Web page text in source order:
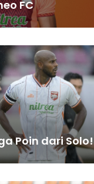
FC
Poin dari Solo!